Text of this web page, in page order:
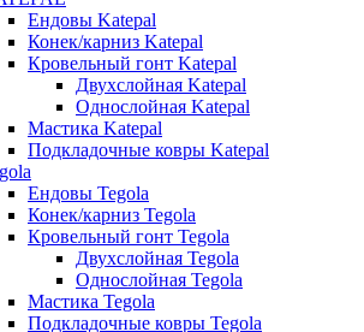
Ендовы Katepal
Конек/карниз Katepal
Кровельный гонт Katepal
Двухслойная Katepal
Однослойная Katepal
Мастика Katepal
Подкладочные ковры Katepal
Ендовы Tegola
Конек/карниз Tegola
Кровельный гонт Tegola
Двухслойная Tegola
Однослойная Tegola
Мастика Tegola
Подкладочные ковры Tegola